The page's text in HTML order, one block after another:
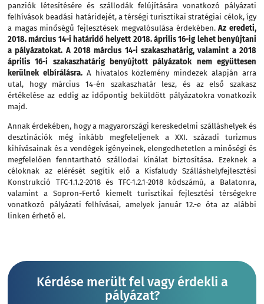
panziók létesítésére és szállodák felújítására vonatkozó pályázati
felhívások beadási határidejét, a térségi turisztikai stratégiai célok, így
a magas minőségű fejlesztések megvalósulása érdekében.Az eredeti,
2018. március 14-i határidő helyett 2018. április 16-ig lehet benyújtani
a pályázatokat. A 2018 március 14-i szakaszhatárig, valamint a 2018
április 16-i szakaszhatárig benyújtott pályázatok nem együttesen
kerülnek elbírálásra. A hivatalos közlemény mindezek alapján arra
utal, hogy március 14-én szakaszhatár lesz, és az első szakasz
értékelése az eddig az időpontig beküldött pályázatokra vonatkozik
majd.
Annak érdekében, hogy a magyarországi kereskedelmi szálláshelyek és
desztinációk még inkább megfeleljenek a XXI. századi turizmus
kihívásainak és a vendégek igényeinek, elengedhetetlen a minőségi és
megfelelően fenntartható szállodai kínálat biztosítása. Ezeknek a
céloknak az elérését segítik elő a Kisfaludy Szálláshelyfejlesztési
Konstrukció TFC-1.1.2-2018 és TFC-1.2.1-2018 kódszámú, a Balatonra,
valamint a Sopron-Fertő kiemelt turisztikai fejlesztési térségekre
vonatkozó pályázati felhívásai, amelyek január 12.-e ótaaz alábbi
linken érhető el.
Kérdése merült fel vagy érdekli a
pályázat?